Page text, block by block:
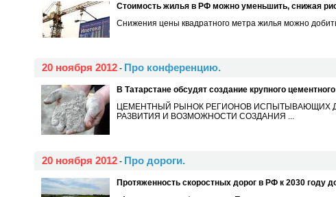
Стоимость жилья в РФ можно уменьшить, снижая
Снижения цены квадратного метра жилья можно
20 ноября 2012 - Про конференцию.
В Татарстане обсудят создание крупного
ЦЕМЕНТНЫЙ РЫНОК РЕГИОНОВ ИСПЫТЫВАЮЩИХ
РАЗВИТИЯ И ВОЗМОЖНОСТИ СОЗДАНИЯ ...
20 ноября 2012 - Про дороги.
Протяженность скоростных дорог в РФ к 2030 году